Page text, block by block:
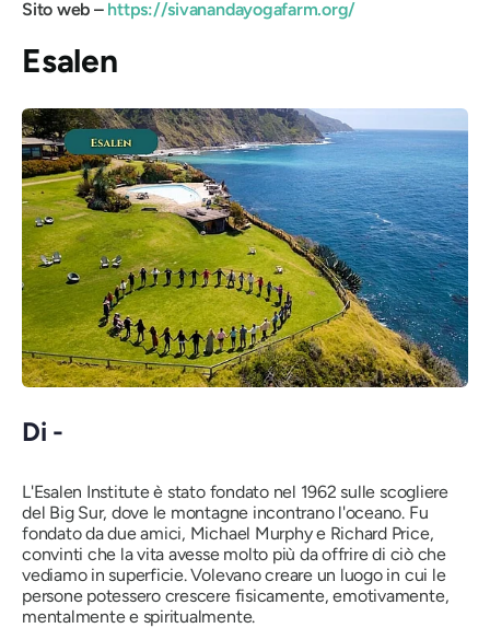
Sito web –https://sivanandayogafarm.org/
Esalen
Di -
L'Esalen Institute è stato fondato nel 1962 sulle scogliere
del Big Sur, dove le montagne incontrano l'oceano. Fu
fondato da due amici, Michael Murphy e Richard Price,
convinti che la vita avesse molto più da offrire di ciò che
vediamo in superficie. Volevano creare un luogo in cui le
persone potessero crescere fisicamente, emotivamente,
mentalmente e spiritualmente.